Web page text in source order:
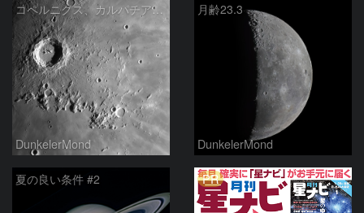
コペルニクス、カルパチア山脈付近
DunkelerMond
月齢23.3
DunkelerMond
夏の良い条件 #2 PR